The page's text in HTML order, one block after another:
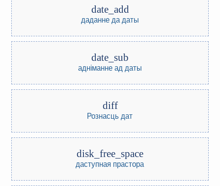
date_add
даданне да даты
date_sub
адніманне ад даты
diff
Рознасць дат
disk_free_space
даступная прастора